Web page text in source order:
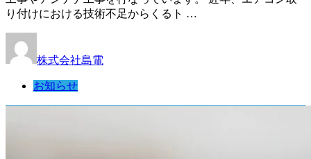
り付けにおける技術不足からくるト …
株式会社島電
お知らせ